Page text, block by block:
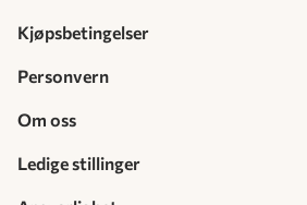
Kjøpsbetingelser
Personvern
Om oss
Ledige stillinger